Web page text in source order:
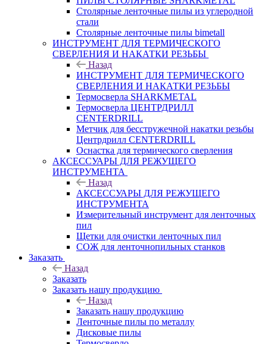
Столярные ленточные пилы из углеродной
стали
Столярные ленточные пилы bimetall
ИНСТРУМЕНТ ДЛЯ ТЕРМИЧЕСКОГО
СВЕРЛЕНИЯ И НАКАТКИ РЕЗЬБЫ
Назад
ИНСТРУМЕНТ ДЛЯ ТЕРМИЧЕСКОГО
СВЕРЛЕНИЯ И НАКАТКИ РЕЗЬБЫ
Термосверла SHARKMETAL
Термосверла ЦЕНТРДРИЛЛ
CENTERDRILL
Метчик для бесстружечной накатки резьбы
Центрдрилл CENTERDRILL
Оснастка для термического сверления
АКСЕССУАРЫ ДЛЯ РЕЖУЩЕГО
ИНСТРУМЕНТА
Назад
АКСЕССУАРЫ ДЛЯ РЕЖУЩЕГО
ИНСТРУМЕНТА
Измерительный инструмент для ленточных
пил
Щетки для очистки ленточных пил
СОЖ для ленточнопильных станков
Заказать
Назад
Заказать
Заказать нашу продукцию
Назад
Заказать нашу продукцию
Ленточные пилы по металлу
Дисковые пилы